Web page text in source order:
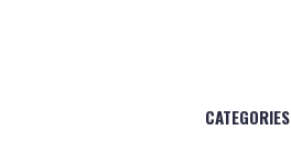
CATEGORIES